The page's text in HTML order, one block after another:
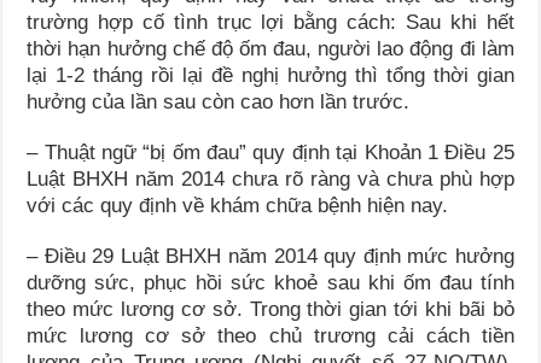
trường hợp cố tình trục lợi bằng cách: Sau khi hết
thời hạn hưởng chế độ ốm đau, người lao động đi làm
lại 1-2 tháng rồi lại đề nghị hưởng thì tổng thời gian
hưởng của lần sau còn cao hơn lần trước.
– Thuật ngữ “bị ốm đau” quy định tại Khoản 1 Điều 25
Luật BHXH năm 2014 chưa rõ ràng và chưa phù hợp
với các quy định về khám chữa bệnh hiện nay.
– Điều 29 Luật BHXH năm 2014 quy định mức hưởng
dưỡng sức, phục hồi sức khoẻ sau khi ốm đau tính
theo mức lương cơ sở. Trong thời gian tới khi bãi bỏ
mức lương cơ sở theo chủ trương cải cách tiền